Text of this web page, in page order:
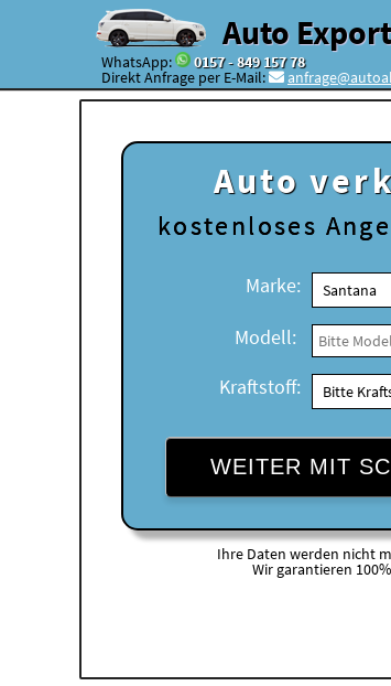
Auto
WhatsApp: 0157 - 849 157 78
Direkt Anfrage per E-Mail:
Auto
kostenloses
Marke:
Modell:
Kraftstoff:
WEITER MIT
Ihre Daten werden nicht
Wir garantieren